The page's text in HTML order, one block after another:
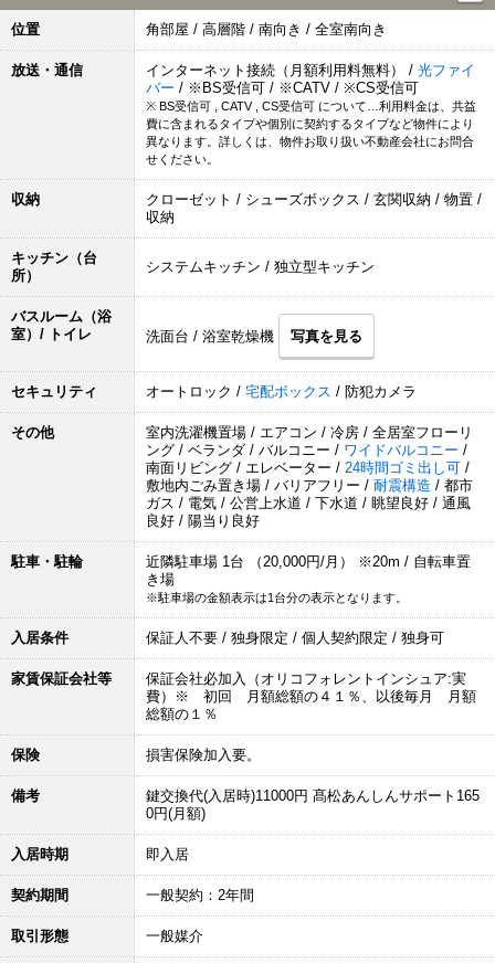
位置 角部屋 / 高層階 / 南向き / 全室南向き
放送・通信 インターネット接続（月額利用料無料） / 光ファイ
バー / ※BS受信可 / ※CATV / ※CS受信可
※ BS受信可 , CATV , CS受信可 について…利用料金は、共益
費に含まれるタイプや個別に契約するタイプなど物件により
異なります。詳しくは、物件お取り扱い不動産会社にお問合
せください。
収納
クローゼット / シューズボックス / 玄関収納 / 物置 /
収納
キッチン（台
所）
システムキッチン / 独立型キッチン
バスルーム（浴
室）/ トイレ
洗面台 / 浴室乾燥機 写真を見る
セキュリティ オートロック / 宅配ボックス / 防犯カメラ
その他
室内洗濯機置場 / エアコン / 冷房 / 全居室フローリ
ング / ベランダ / バルコニー / ワイドバルコニー /
南面リビング / エレベーター / 24時間ゴミ出し可 /
敷地内ごみ置き場 / バリアフリー / 耐震構造 / 都市
ガス / 電気 / 公営上水道 / 下水道 / 眺望良好 / 通風
良好 / 陽当り良好
駐車・駐輪
近隣駐車場 1台 （20,000円/月） ※20m / 自転車置
き場
※駐車場の金額表示は1台分の表示となります。
入居条件 保証人不要 / 独身限定 / 個人契約限定 / 独身可
家賃保証会社等
保証会社必加入（オリコフォレントインシュア:実
費）※ 初回 月額総額の４１％、以後毎月 月額
総額の１％
保険 損害保険加入要。
備考
鍵交換代(入居時)11000円 髙松あんしんサポート165
0円(月額)
入居時期 即入居
契約期間 一般契約：2年間
取引形態 一般媒介